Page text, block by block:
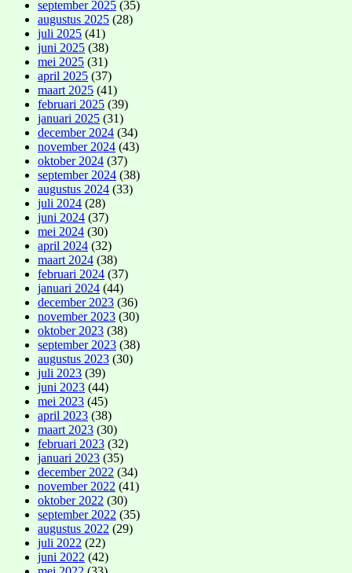
september 2025 (35)
augustus 2025 (28)
juli 2025 (41)
juni 2025 (38)
mei 2025 (31)
april 2025 (37)
maart 2025 (41)
februari 2025 (39)
januari 2025 (31)
december 2024 (34)
november 2024 (43)
oktober 2024 (37)
september 2024 (38)
augustus 2024 (33)
juli 2024 (28)
juni 2024 (37)
mei 2024 (30)
april 2024 (32)
maart 2024 (38)
februari 2024 (37)
januari 2024 (44)
december 2023 (36)
november 2023 (30)
oktober 2023 (38)
september 2023 (38)
augustus 2023 (30)
juli 2023 (39)
juni 2023 (44)
mei 2023 (45)
april 2023 (38)
maart 2023 (30)
februari 2023 (32)
januari 2023 (35)
december 2022 (34)
november 2022 (41)
oktober 2022 (30)
september 2022 (35)
augustus 2022 (29)
juli 2022 (22)
juni 2022 (42)